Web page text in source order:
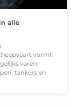
alle
vormt
varen
tankers en